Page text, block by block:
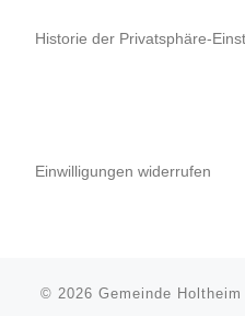
Historie der Privatsphäre-
Einwilligungen widerrufen
© 2026 Gemeinde Holtheim